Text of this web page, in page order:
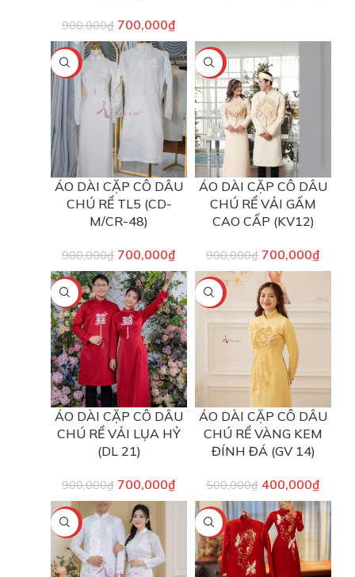
900,000₫ 700,000₫
-22%
ÁO DÀI CẶP CÔ DÂU
CHÚ RỂ TL5 (CD-
M/CR-48)
900,000₫ 700,000₫
-22%
ÁO DÀI CẶP CÔ DÂU
CHÚ RỂ VẢI GẤM
CAO CẤP (KV12)
900,000₫ 700,000₫
-22%
ÁO DÀI CẶP CÔ DÂU
CHÚ RỂ VẢI LỤA HỶ
(DL 21)
900,000₫ 700,000₫
-20%
ÁO DÀI CẶP CÔ DÂU
CHÚ RỂ VÀNG KEM
ĐÍNH ĐÁ (GV 14)
500,000₫ 400,000₫
-22% -22%